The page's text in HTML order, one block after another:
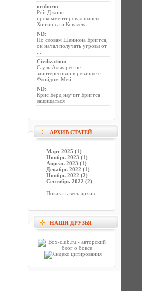
oroboro:
Рой Джонс
прокомментировал шансы
Хопкинса и Ковалева
ND:
По словам Шеннона Бриггса,
он начал получать угрозы от
Civilization:
Сауль Альварес не
заинтересован в реванше с
Флойдом-Мей ...
ND:
Крис Берд научит Бриггса
защищаться
АРХИВ СТАТЕЙ
Март 2025 (1)
Ноябрь 2023 (1)
Апрель 2023 (1)
Декабрь 2022 (1)
Ноябрь 2022 (2)
Сентябрь 2022 (2)
Показать весь архив
НАШИ ДРУЗЬЯ